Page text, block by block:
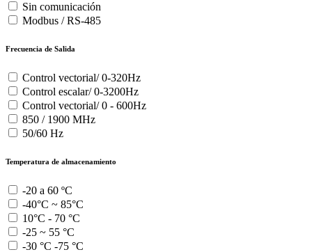
Sin comunicación
Modbus / RS-485
Frecuencia de Salida
Control vectorial/ 0-320Hz
Control escalar/ 0-3200Hz
Control vectorial/ 0 - 600Hz
850 / 1900 MHz
50/60 Hz
Temperatura de almacenamiento
-20 a 60 ºC
-40°C ~ 85°C
10°C - 70 °C
-25 ~ 55 °C
-30 °C -75 °C